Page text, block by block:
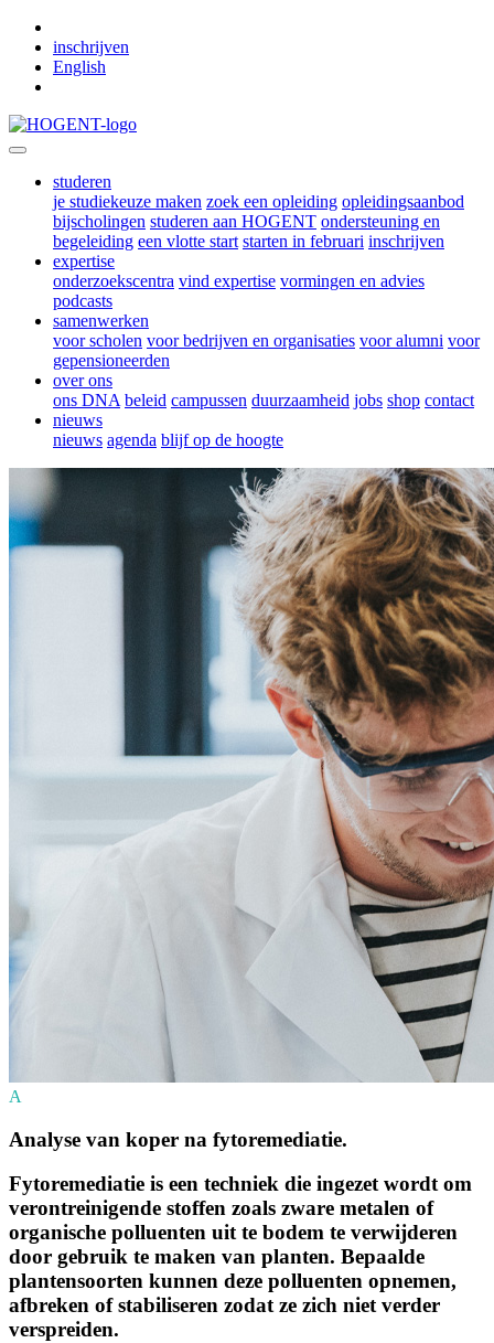
inschrijven
English
studeren
je studiekeuze maken zoek een opleiding opleidingsaanbod
bijscholingen studeren aan HOGENT ondersteuning en
begeleiding een vlotte start starten in februari inschrijven
expertise
onderzoekscentra vind expertise vormingen en advies
podcasts
samenwerken
voor scholen voor bedrijven en organisaties voor alumni voor
gepensioneerden
over ons
ons DNA beleid campussen duurzaamheid jobs shop contact
nieuws
nieuws agenda blijf op de hoogte
A
Analyse van koper na fytoremediatie.
Fytoremediatie is een techniek die ingezet wordt om
verontreinigende stoffen zoals zware metalen of
organische polluenten uit te bodem te verwijderen
door gebruik te maken van planten. Bepaalde
plantensoorten kunnen deze polluenten opnemen,
afbreken of stabiliseren zodat ze zich niet verder
verspreiden.